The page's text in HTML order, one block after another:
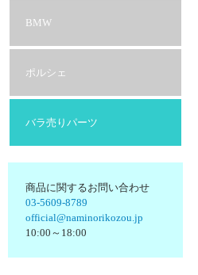
BMW
ポルシェ
バラ売りパーツ
商品に関するお問い合わせ
03-5609-8789
official@naminorikozou.jp
10:00～18:00